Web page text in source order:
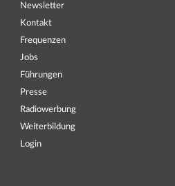
Newsletter
Kontakt
Frequenzen
Jobs
Führungen
Presse
Radiowerbung
Weiterbildung
Login